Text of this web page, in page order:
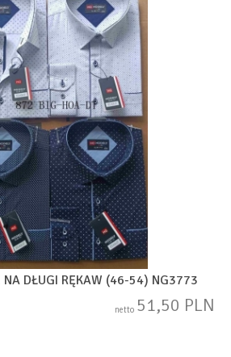
NA DŁUGI RĘKAW (46-54) NG3773
netto 51,50 PLN